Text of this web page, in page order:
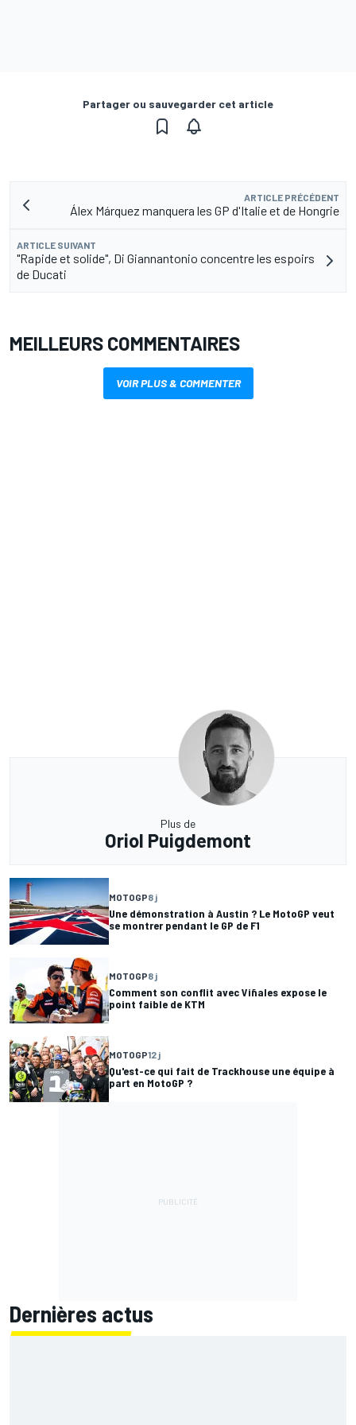
Partager ou sauvegarder cet article
ARTICLE PRÉCÉDENT
Álex Márquez manquera les GP d'Italie et de Hongrie
ARTICLE SUIVANT
"Rapide et solide", Di Giannantonio concentre les espoirs
de Ducati
MEILLEURS COMMENTAIRES
VOIR PLUS & COMMENTER
Plus de
Oriol Puigdemont
MOTOGP8 j
Une démonstration à Austin ? Le MotoGP veut
se montrer pendant le GP de F1
MOTOGP8 j
Comment son conflit avec Viñales expose le
point faible de KTM
MOTOGP12 j
Qu'est-ce qui fait de Trackhouse une équipe à
part en MotoGP ?
Dernières actus